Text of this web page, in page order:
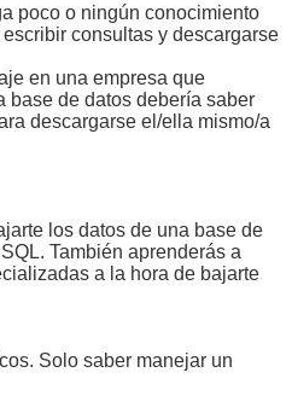
poco o ningún conocimiento
consultas y descargarse
en una empresa que
base de datos debería saber
descargarse el/ella mismo/a
los datos de una base de
También aprenderás a
a la hora de bajarte
Solo saber manejar un